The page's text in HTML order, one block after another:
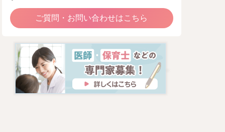
ご質問・お問い合わせはこちら